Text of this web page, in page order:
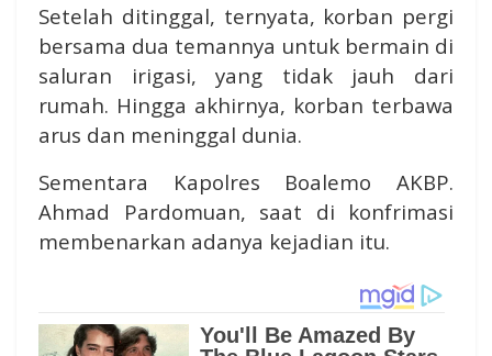
Setelah ditinggal, ternyata, korban pergi
bersama dua temannya untuk bermain di
saluran irigasi, yang tidak jauh dari
rumah. Hingga akhirnya, korban terbawa
arus dan meninggal dunia.
Sementara Kapolres Boalemo AKBP.
Ahmad Pardomuan, saat di konfrimasi
membenarkan adanya kejadian itu.